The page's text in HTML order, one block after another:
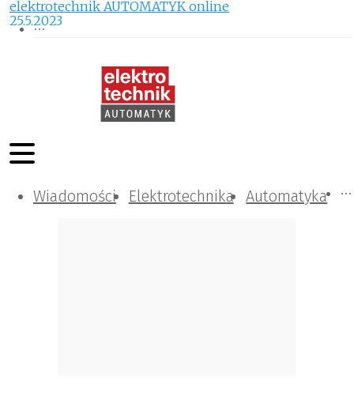
Wiadomości Elektrotechnika Automatyka
Komunikacja i IT
Kontrola
Tematy specjalne
elektrotechnik AUTOMATYK online
25.5.2023